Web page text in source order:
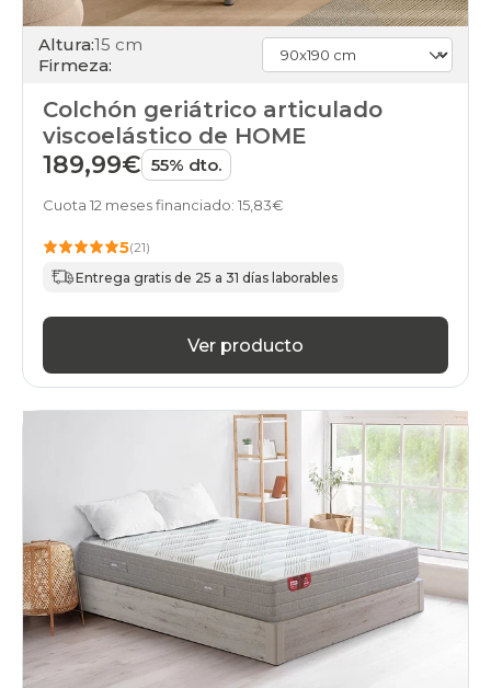
Altura:15 cm
Firmeza:
Colchón geriátrico articulado
viscoelástico de HOME
189,99€ 55% dto.
Cuota 12 meses financiado: 15,83€
5(21)
Entrega gratis de 25 a 31 días laborables
Ver producto